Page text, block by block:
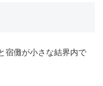
宿儺が小さな結界内で